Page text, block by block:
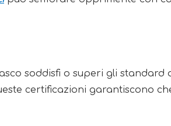
soddisfi o superi gli standard
certificazioni garantiscono